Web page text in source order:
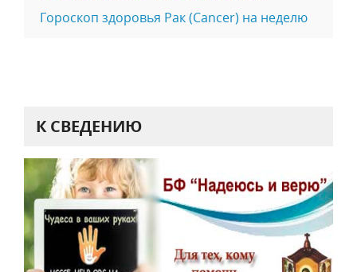
Гороскоп здоровья Рак (Cancer) на неделю
К СВЕДЕНИЮ